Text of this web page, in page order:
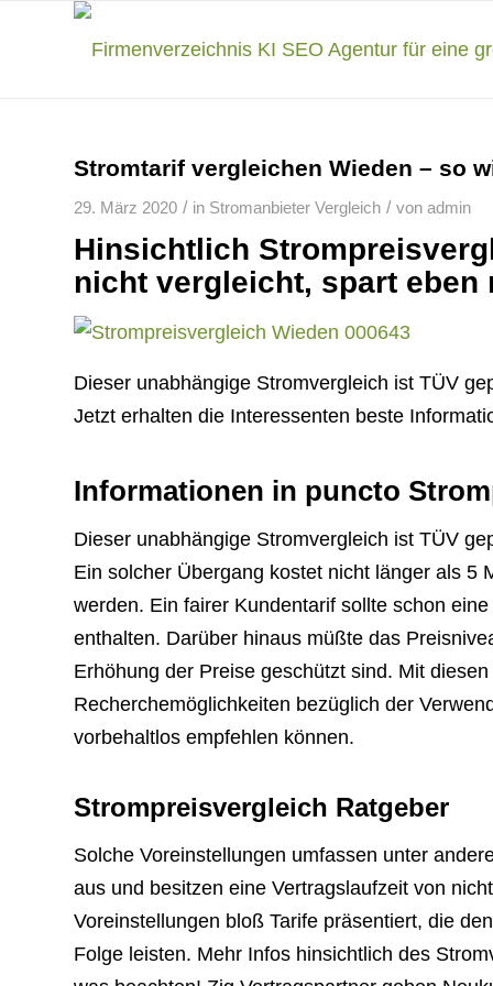
Stromtarif vergleichen Wieden – so
29. März 2020 / in Stromanbieter Vergleich / von admin
Hinsichtlich
nicht vergleicht, spart eben
Dieser unabhängige Stromvergleich ist TÜV
Jetzt erhalten die Interessenten beste
Informationen in puncto
Dieser unabhängige Stromvergleich ist TÜV
Ein solcher Übergang kostet nicht länger als 5
werden. Ein fairer Kundentarif sollte schon
enthalten. Darüber hinaus müßte das
Erhöhung der Preise geschützt sind. Mit
Recherchemöglichkeiten bezüglich der
vorbehaltlos empfehlen können.
Strompreisvergleich Ratgeber
Solche Voreinstellungen umfassen unter
aus und besitzen eine Vertragslaufzeit von
Voreinstellungen bloß Tarife präsentiert, die
Folge leisten. Mehr Infos hinsichtlich des